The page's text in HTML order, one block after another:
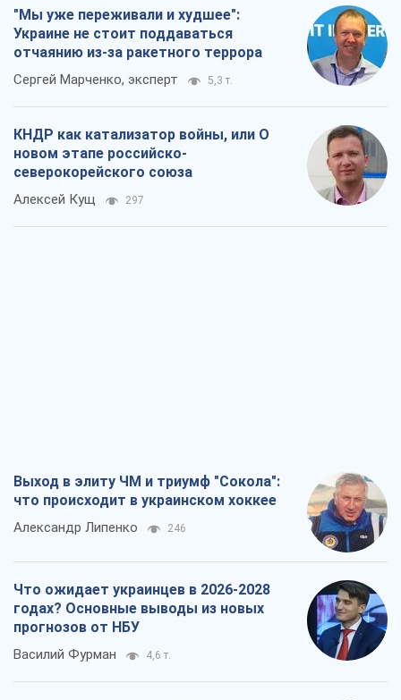
"Мы уже переживали и худшее":
Украине не стоит поддаваться
отчаянию из-за ракетного террора
Сергей Марченко, эксперт 5,3 т.
КНДР как катализатор войны, или О
новом этапе российско-
северокорейского союза
Алексей Кущ 297
Выход в элиту ЧМ и триумф "Сокола":
что происходит в украинском хоккее
Александр Липенко 246
Что ожидает украинцев в 2026-2028
годах? Основные выводы из новых
прогнозов от НБУ
Василий Фурман 4,6 т.